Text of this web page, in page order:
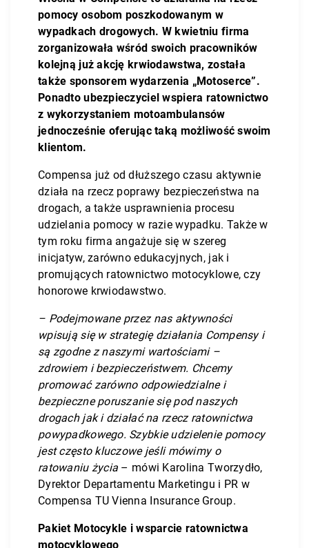
pomocy osobom poszkodowanym w
wypadkach drogowych. W kwietniu firma
zorganizowała wśród swoich pracowników
kolejną już akcję krwiodawstwa, została
także sponsorem wydarzenia „Motoserce”.
Ponadto ubezpieczyciel wspiera ratownictwo
z wykorzystaniem motoambulansów
jednocześnie oferując taką możliwość swoim
klientom.
Compensa już od dłuższego czasu aktywnie
działa na rzecz poprawy bezpieczeństwa na
drogach, a także usprawnienia procesu
udzielania pomocy w razie wypadku. Także w
tym roku firma angażuje się w szereg
inicjatyw, zarówno edukacyjnych, jak i
promujących ratownictwo motocyklowe, czy
honorowe krwiodawstwo.
– Podejmowane przez nas aktywności
wpisują się w strategię działania Compensy i
są zgodne z naszymi wartościami –
zdrowiem i bezpieczeństwem. Chcemy
promować zarówno odpowiedzialne i
bezpieczne poruszanie się pod naszych
drogach jak i działać na rzecz ratownictwa
powypadkowego. Szybkie udzielenie pomocy
jest często kluczowe jeśli mówimy o
ratowaniu życia – mówi Karolina Tworzydło,
Dyrektor Departamentu Marketingu i PR w
Compensa TU Vienna Insurance Group.
Pakiet Motocykle i wsparcie ratownictwa
motocyklowego